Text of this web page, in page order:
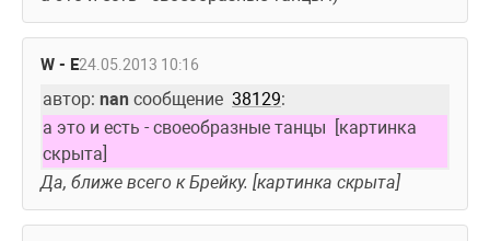
W - E24.05.2013 10:16
автор: nan сообщение 38129:
а это и есть - своеобразные танцы  [картинка
скрыта]
Да, ближе всего к Брейку. [картинка скрыта]